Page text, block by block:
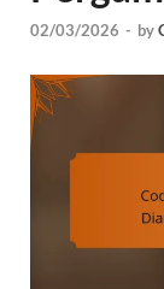
02/03/2026 - by